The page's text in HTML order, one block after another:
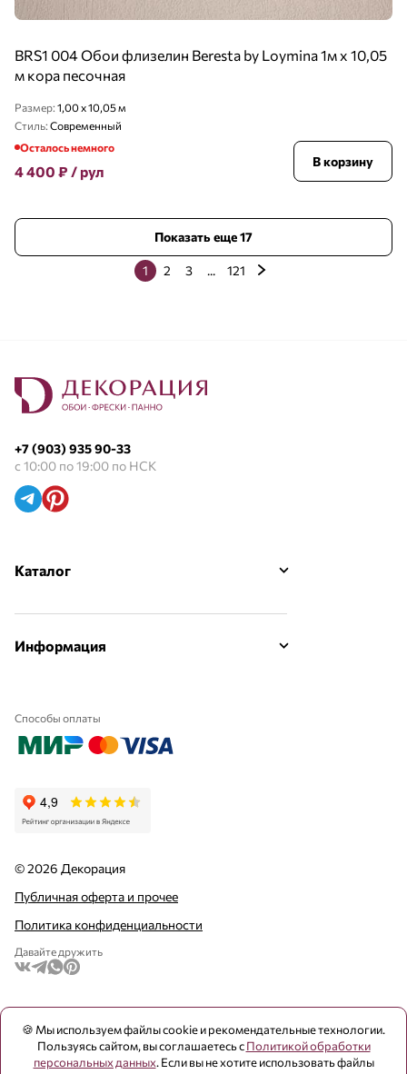
BRS1 004 Обои флизелин Beresta by Loymina 1м х 10,05
м кора песочная
Размер: 1,00 x 10,05 м
Стиль: Современный
Осталось немного
4 400 ₽ / рул
В корзину
Показать еще 17
1 2 3 ... 121
+7 (903) 935 90-33
с 10:00 по 19:00 по НСК
Каталог
Информация
Способы оплаты
© 2026 Декорация
Публичная оферта и прочее
Политика конфиденциальности
Давайте дружить
🍪 Мы используем файлы cookie и рекомендательные технологии.
Пользуясь сайтом, вы соглашаетесь сПолитикой обработки
персональных данных. Если вы не хотите использовать файлы